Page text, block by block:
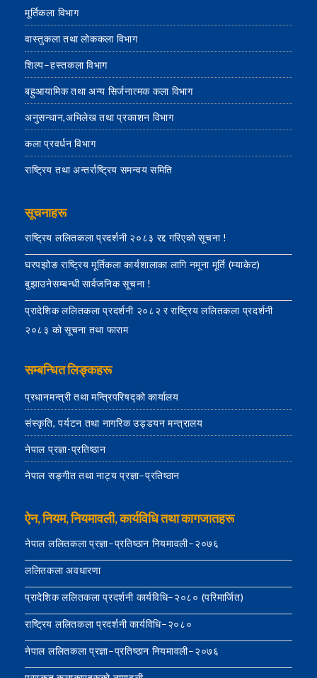
मूर्तिकला विभाग
वास्तुकला तथा लोककला विभाग
शिल्प–हस्तकला विभाग
बहुआयामिक तथा अन्य सिर्जनात्मक कला विभाग
अनुसन्धान,अभिलेख तथा प्रकाशन विभाग
कला प्रवर्धन विभाग
राष्ट्रिय तथा अन्तर्राष्ट्रिय समन्वय समिति
सूचनाहरू
राष्ट्रिय ललितकला प्रदर्शनी २०८३ रद्द गरिएको सूचना !
घरपझोङ राष्ट्रिय मूर्तिकला कार्यशालाका लागि नमूना मूर्ति (म्याकेट)
बुझाउनेसम्बन्धी सार्वजनिक सूचना !
प्रादेशिक ललितकला प्रदर्शनी २०८२ र राष्ट्रिय ललितकला प्रदर्शनी
२०८३ को सूचना तथा फाराम
सम्बन्धित लिङ्कहरू
प्रधानमन्त्री तथा मन्त्रिपरिषद्को कार्यालय
संस्कृति, पर्यटन तथा नागरिक उड्डयन मन्त्रालय
नेपाल प्रज्ञा-प्रतिष्ठान
नेपाल सङ्गीत तथा नाट्य प्रज्ञा–प्रतिष्ठान
ऐन, नियम, नियमावली, कार्यविधि तथा कागजातहरू
नेपाल ललितकला प्रज्ञा–प्रतिष्ठान नियमावली–२०७६
ललितकला अवधारणा
प्रादेशिक ललितकला प्रदर्शनी कार्यविधि–२०८० (परिमार्जित)
राष्ट्रिय ललितकला प्रदर्शनी कार्यविधि–२०८०
नेपाल ललितकला प्रज्ञा–प्रतिष्ठान नियमावली–२०७६